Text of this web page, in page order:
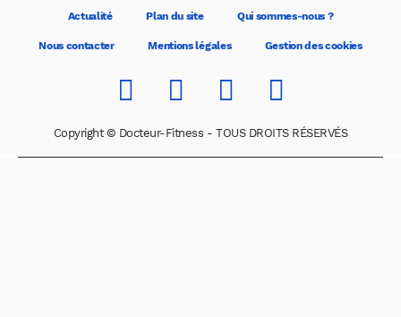
Actualité Plan du site Qui sommes-nous ?
Nous contacter Mentions légales Gestion des cookies
Copyright © Docteur-Fitness - TOUS DROITS RÉSERVÉS